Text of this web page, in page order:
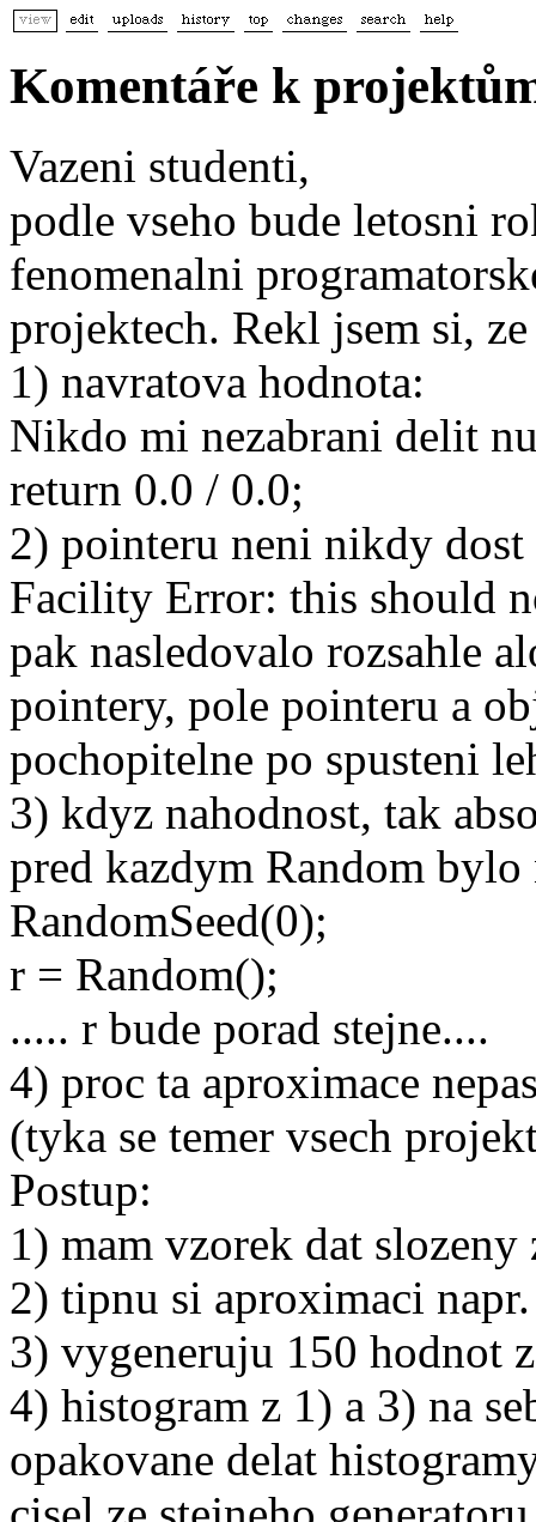
Komentáře k
Vazeni studenti,
podle vseho bude letosni
fenomenalni
projektech. Rekl jsem si,
1) navratova hodnota:
Nikdo mi nezabrani delit
return 0.0 / 0.0;
2) pointeru neni nikdy dost
Facility Error: this should
pak nasledovalo rozsahle
pointery, pole pointeru a
pochopitelne po spusteni
3) kdyz nahodnost, tak
pred kazdym Random bylo
RandomSeed(0);
r = Random();
..... r bude porad stejne....
4) proc ta aproximace
(tyka se temer vsech
Postup:
1) mam vzorek dat slozeny
2) tipnu si aproximaci
3) vygeneruju 150 hodnot
4) histogram z 1) a 3) na
opakovane delat